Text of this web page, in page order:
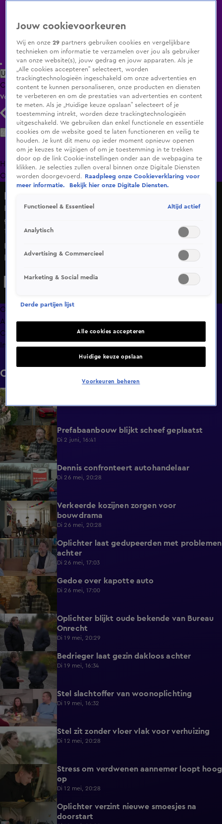
Uitzending Gemist Populaire programma's Zenders Genres
ClipsFilmsRadioSmart TV inlogShop
Volg KIJK
Zoeken
HomeUitzending Gemist Programma's De Bondgenoten
OranjezomerLivestreamsShop
Rianne schrikt: chalet plotseling midden in haar tuin
gebouwd
14 mei 2025, 17:58
landgoed, waar bewoonster Rianne verwikkeld raakt in
wordt haar tuin deels verwoest en verschijnt er plots een
is, houdt de verhuurder vol van niet. De spanningen lopen
Overzicht
Afleveringen
Clips
Info
Clips
0:25
1:02 Prefabaanbouw blijkt scheef geplaatst
Di 2 juni, 16:41
6:04 Dennis confronteert autohandelaar
Di 26 mei, 20:28
4:53
Verkeerde kozijnen zorgen voor
bouwdrama
Di 26 mei, 20:28
0:46
Oplichter laat gedupeerden met problemen
achter
Di 26 mei, 17:03
1:29 Gedoe over kapotte auto
Di 26 mei, 17:00
5:52
Oplichter blijkt oude bekende van Bureau
Onrecht
Di 19 mei, 20:29
0:54 Bedrieger laat gezin dakloos achter
Di 19 mei, 16:34
1:23 Stel slachtoffer van woonoplichting
Di 19 mei, 16:32
0:54 Stel zit zonder vloer vlak voor verhuizing
Di 12 mei, 20:28
0:52
Stress om verdwenen aannemer loopt hoog
op
Di 12 mei, 20:28
Oplichter verzint nieuwe smoesjes na
doorstart
Jouw cookievoorkeuren
Wij en onze29 partners gebruiken cookies en vergelijkbare
technieken om informatie te verzamelen over jou als gebruiker
van onze website(s), jouw gedrag en jouw apparaten. Als je
„Alle cookies accepteren” selecteert, worden
trackingtechnologieën ingeschakeld om onze advertenties en
content te kunnen personaliseren, onze producten en diensten
te verbeteren en om de prestaties van advertenties en content
te meten. Als je „Huidige keuze opslaan” selecteert of je
toestemming intrekt, worden deze trackingtechnologieën
uitgeschakeld. We gebruiken dan enkel functionele en essentiële
cookies om de website goed te laten functioneren en veilig te
houden. Je kunt dit menu op ieder moment opnieuw openen
om je keuzes te wijzigen of om je toestemming in te trekken
door op de link Cookie-instellingen onder aan de webpagina te
klikken. Je selecties zullen overal binnen onze Digitale Diensten
worden doorgevoerd.
Raadpleeg onze Cookieverklaring voor
meer informatie.
Bekijk hier onze Digitale Diensten.
Functioneel & Essentieel Altijd actief
Analytisch
Advertising & Commercieel
Marketing & Social media
Derde partijen lijst
Alle cookies accepteren
Huidige keuze opslaan
Voorkeuren beheren